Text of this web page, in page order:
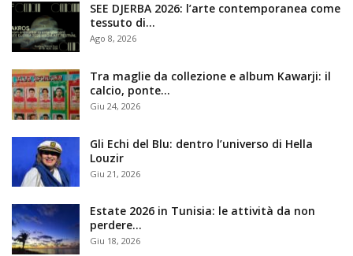
SEE DJERBA 2026: l’arte contemporanea come
tessuto di…
Ago 8, 2026
Tra maglie da collezione e album Kawarji: il
calcio, ponte…
Giu 24, 2026
Gli Echi del Blu: dentro l’universo di Hella
Louzir
Giu 21, 2026
Estate 2026 in Tunisia: le attività da non
perdere…
Giu 18, 2026